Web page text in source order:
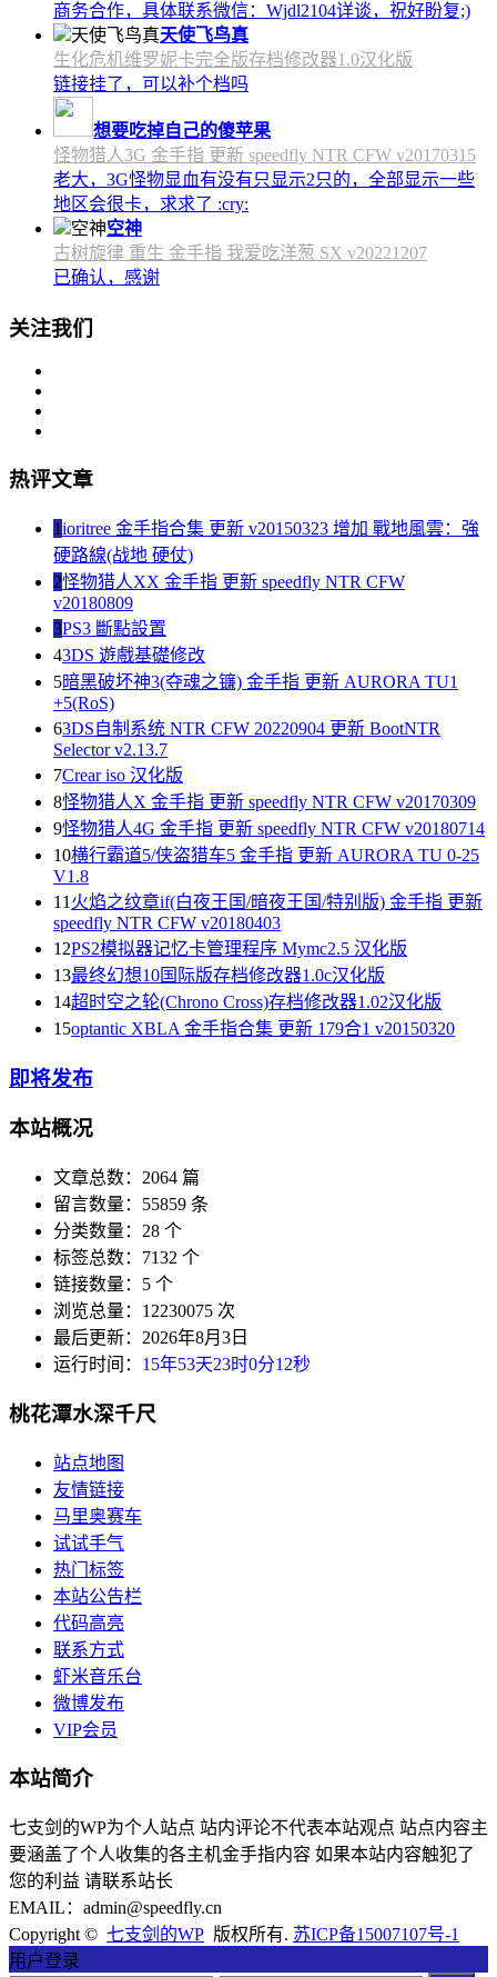
商务合作，具体联系微信：Wjdl2104详谈，祝好盼复;)
天使飞鸟真
生化危机维罗妮卡完全版存档修改器1.0汉化版
链接挂了，可以补个档吗
想要吃掉自己的傻苹果
怪物猎人3G 金手指 更新 speedfly NTR CFW v20170315
老大，3G怪物显血有没有只显示2只的，全部显示一些
地区会很卡，求求了 :cry:
空神
古树旋律 重生 金手指 我爱吃洋葱 SX v20221207
已确认，感谢
关注我们
热评文章
1ioritree 金手指合集 更新 v20150323 增加 戰地風雲：強
硬路線(战地 硬仗)
2怪物猎人XX 金手指 更新 speedfly NTR CFW
v20180809
3PS3 斷點設置
43DS 遊戲基礎修改
5暗黑破坏神3(夺魂之镰) 金手指 更新 AURORA TU1
+5(RoS)
63DS自制系统 NTR CFW 20220904 更新 BootNTR
Selector v2.13.7
7Crear iso 汉化版
8怪物猎人X 金手指 更新 speedfly NTR CFW v20170309
9怪物猎人4G 金手指 更新 speedfly NTR CFW v20180714
10横行霸道5/侠盗猎车5 金手指 更新 AURORA TU 0-25
V1.8
11 火焰之纹章if(白夜王国/暗夜王国/特别版) 金手指 更新
speedfly NTR CFW v20180403
12PS2模拟器记忆卡管理程序 Mymc2.5 汉化版
13最终幻想10国际版存档修改器1.0c汉化版
14超时空之轮(Chrono Cross)存档修改器1.02汉化版
15optantic XBLA 金手指合集 更新 179合1 v20150320
即将发布
本站概况
文章总数：2064 篇
留言数量：55859 条
分类数量：28 个
标签总数：7132 个
链接数量：5 个
浏览总量：12230075 次
最后更新：2026年8月3日
运行时间： 15年53天23时0分13秒
桃花潭水深千尺
站点地图
友情链接
马里奥赛车
试试手气
热门标签
本站公告栏
代码高亮
联系方式
虾米音乐台
微博发布
VIP会员
本站简介
七支剑的WP为个人站点 站内评论不代表本站观点 站点内容主
要涵盖了个人收集的各主机金手指内容 如果本站内容触犯了
您的利益 请联系站长
EMAIL：admin@speedfly.cn
Copyright © 七支剑的WP 版权所有. 苏ICP备15007107号-1
用户登录